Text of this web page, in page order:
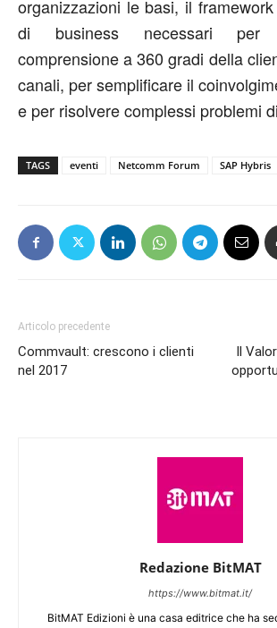
organizzazioni le basi, il
di business necessari per
comprensione a 360 gradi della
canali, per semplificare il
e per risolvere complessi problemi
TAGS eventi Netcomm Forum SAP Hybris
Articolo precedente
Commvault: crescono i clienti
nel 2017
Il
Redazione BitMAT
https://www.bitmat.it/
BitMAT Edizioni è una casa editrice che ha